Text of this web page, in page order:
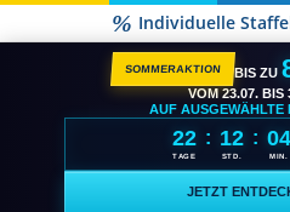
Individuelle
SOMMERAKTION BIS ZU
VOM 23.07. BIS
AUF AUSGEWÄHLTE
22
TAGE
: 12
STD.
: 04
MIN.
JETZT